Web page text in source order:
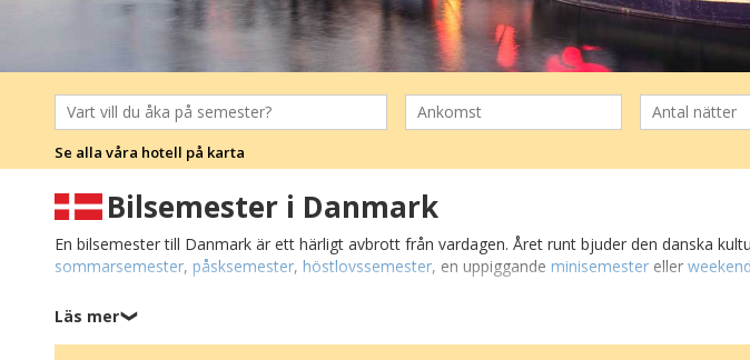
Se alla våra hotell på karta
Bilsemester i Danmark
En bilsemester till Danmark är ett härligt avbrott från vardagen. Året runt bjuder den danska
sommarsemester, påsksemester, höstlovssemester, en uppiggande minisemestereller
På din semester i Danmark kan du välja att bo på
Läs mer❯